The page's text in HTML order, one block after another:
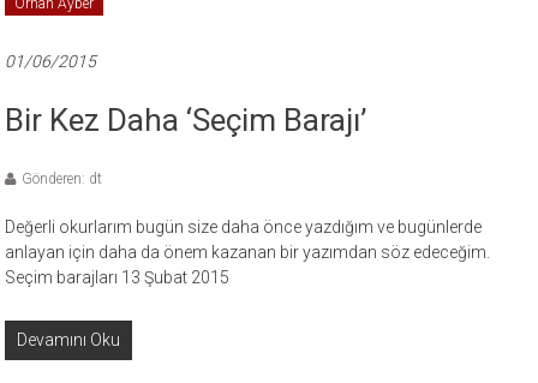
Orhan Ayber
01/06/2015
Bir Kez Daha ‘Seçim Barajı’
Gönderen: dt
Değerli okurlarım bugün size daha önce yazdığım ve bugünlerde
anlayan için daha da önem kazanan bir yazımdan söz edeceğim.
Seçim barajları 13 Şubat 2015
Devamını Oku